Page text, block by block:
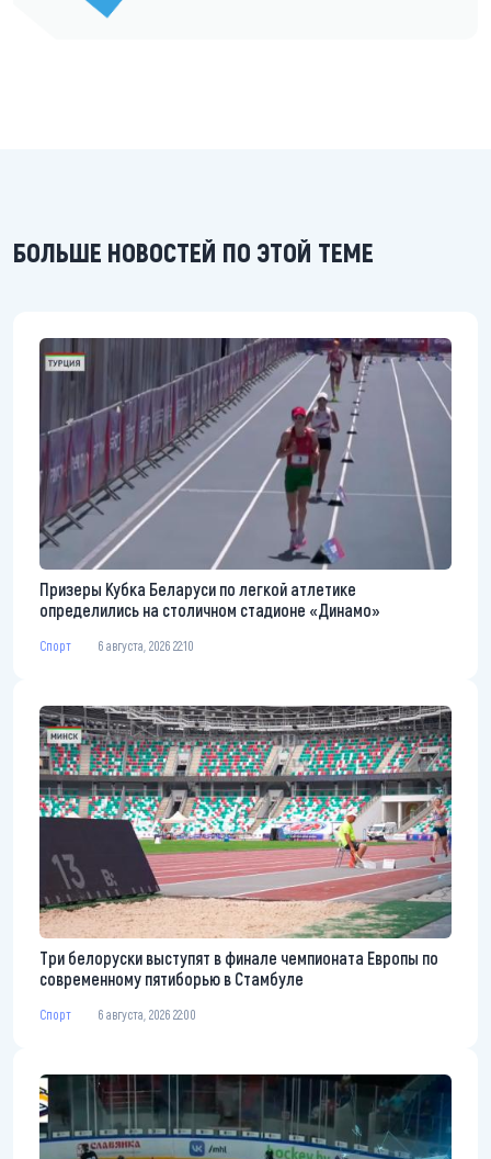
БОЛЬШЕ НОВОСТЕЙ ПО ЭТОЙ ТЕМЕ
Призеры Кубка Беларуси по легкой атлетике
определились на столичном стадионе «Динамо»
Спорт 6 августа, 2026 22:10
Три белоруски выступят в финале чемпионата Европы по
современному пятиборью в Стамбуле
Спорт 6 августа, 2026 22:00